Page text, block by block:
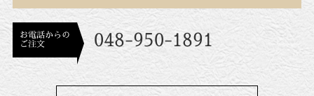
お電話からの
ご注文
048-950-1891